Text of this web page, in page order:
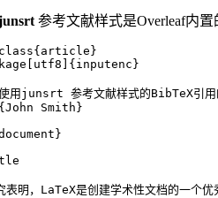
参考文献样式是Overleaf内
{ article }
utf8 ]{ inputenc }
用junsrt 参考文献样式的BibTeX引用
{John Smith}
}
表明，LaTeX是创建学术性文档的一个优